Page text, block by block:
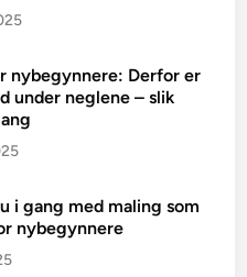
nybegynnere: Derfor er
under neglene – slik
i gang med maling som
nybegynnere